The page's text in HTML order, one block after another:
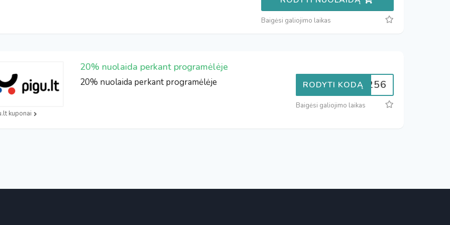
Baigėsi galiojimo laikas
kuponai
20% nuolaida perkant programėlėje
20% nuolaida perkant programėlėje 20APP256
RODYTI KODĄ
Baigėsi galiojimo laikas